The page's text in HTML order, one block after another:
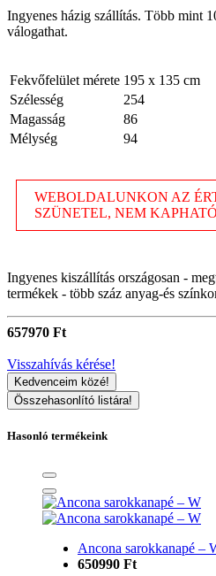
Ingyenes házig szállítás. Több mint
válogathat.
Fekvőfelület mérete 195 x 135 cm
Szélesség
254
Magasság
86
Mélység
94
WEBOLDALUNKON AZ
SZÜNETEL, NEM
Ingyenes kiszállítás országosan -
termékek - több száz anyag-és
657970 Ft
Visszahívás kérése!
Kedvenceim közé!
Összehasonlító listára!
Hasonló termékeink
Ancona sarokkanapé –
650990 Ft